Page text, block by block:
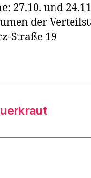
27.10. und
der
Straße 19